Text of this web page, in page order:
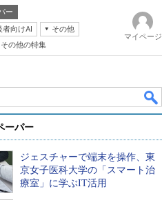
ー
者向けAI
その他
その他の特集
マイページ
ーパー
ジェスチャーで端末を操作、東
京女子医科大学の「スマート治
療室」に学ぶIT活用